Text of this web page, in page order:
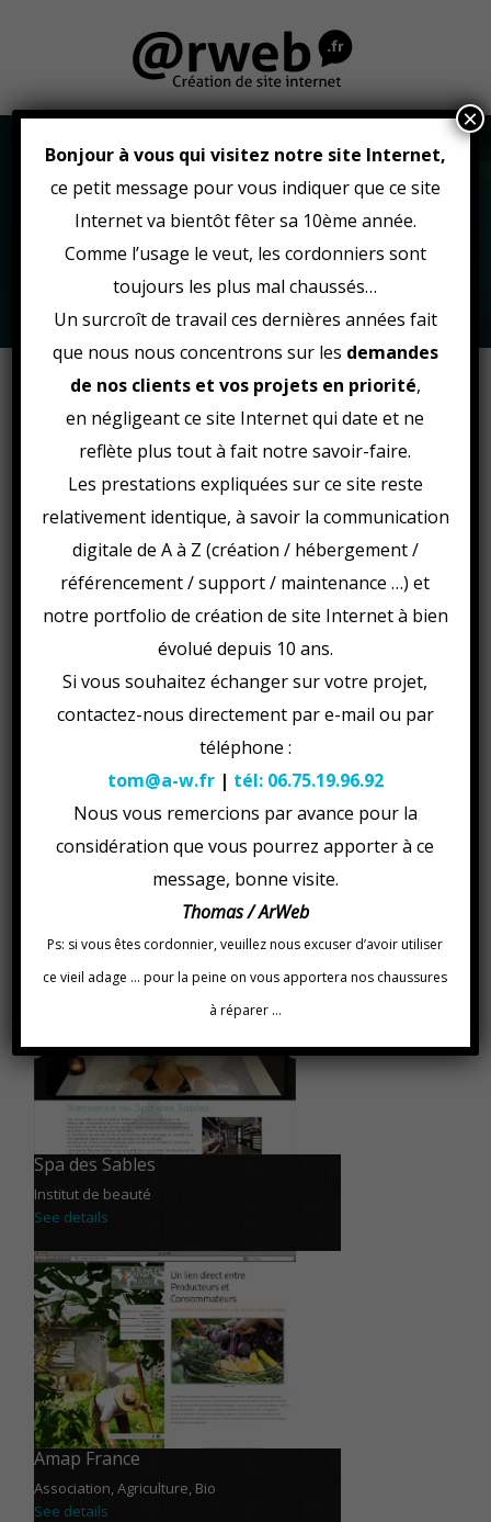
Réalisations - Arweb : Création
de site internet Saint-Brieuc,
Rennes, Dinan, Bretagne
LF Sonorisation
DJ, Animateur, Sonorisation, Location
See details
ADC Développement
Cabinet de conseil à Saint-Brieuc
Spa des Sables
Institut de beauté
See details
Amap France
Association, Agriculture, Bio
See details
Bonjour à vous qui visitez notre site Internet,
ce petit message pour vous indiquer que ce site
Internet va bientôt fêter sa 10ème année.
Comme l’usage le veut, les cordonniers sont
toujours les plus mal chaussés…
Un surcroît de travail ces dernières années fait
que nous nous concentrons sur les demandes
de nos clients et vos projets en priorité,
en négligeant ce site Internet qui date et ne
reflète plus tout à fait notre savoir-faire.
Les prestations expliquées sur ce site reste
relativement identique, à savoir la communication
digitale de A à Z (création / hébergement /
référencement / support / maintenance …) et
notre portfolio de création de site Internet à bien
évolué depuis 10 ans.
Si vous souhaitez échanger sur votre projet,
contactez-nous directement par e-mail ou par
téléphone :
tom@a-w.fr| tél: 06.75.19.96.92
Nous vous remercions par avance pour la
considération que vous pourrez apporter à ce
message, bonne visite.
Thomas / ArWeb
Ps: si vous êtes cordonnier, veuillez nous excuser d’avoir utiliser
ce vieil adage … pour la peine on vous apportera nos chaussures
à réparer …
×